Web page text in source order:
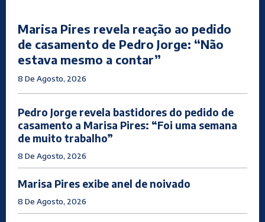
Marisa Pires revela reação ao pedido
de casamento de Pedro Jorge: “Não
estava mesmo a contar”
8 De Agosto, 2026
Pedro Jorge revela bastidores do pedido de
casamento a Marisa Pires: “Foi uma semana
de muito trabalho”
8 De Agosto, 2026
Marisa Pires exibe anel de noivado
8 De Agosto, 2026